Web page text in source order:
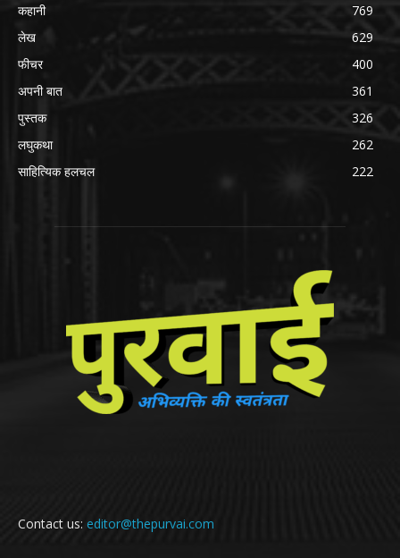
कहानी
769
लेख
629
फीचर
400
अपनी बात
361
पुस्तक
326
लघुकथा
262
साहित्यिक हलचल
222
Contact us: editor@thepurvai.com